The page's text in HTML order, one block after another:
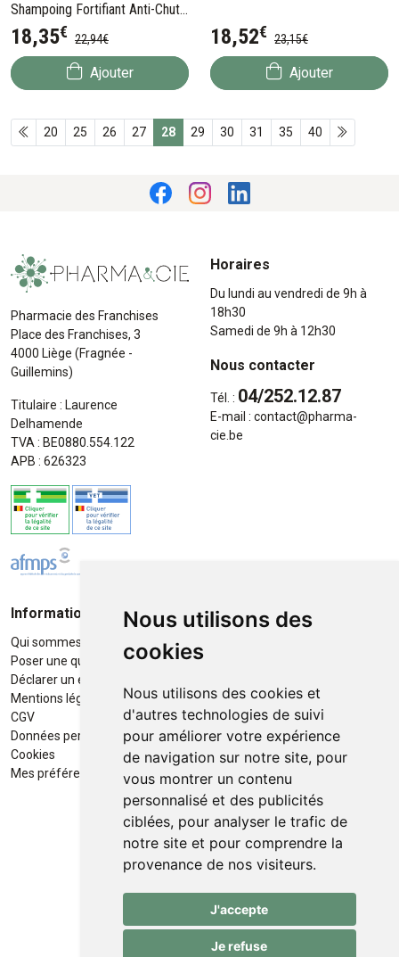
Nous utilisons des
cookies
Nous utilisons des cookies et
d'autres technologies de suivi
pour améliorer votre expérience
de navigation sur notre site, pour
vous montrer un contenu
personnalisé et des publicités
ciblées, pour analyser le trafic de
notre site et pour comprendre la
provenance de nos visiteurs.
J'accepte
Je refuse
Shampoing Fortifiant Anti-Chute
200 ml
18,35€ 22,94€
Ajouter
18,52€ 23,15€
Ajouter
20 25 26 27 28 29 30 31 35 40
Pharmacie des Franchises
Place des Franchises, 3
4000 Liège (Fragnée -
Guillemins)
Titulaire : Laurence
Delhamende
TVA : BE0880.554.122
APB : 626323
Horaires
Du lundi au vendredi de 9h à
18h30
Samedi de 9h à 12h30
Nous contacter
Tél. : 04/252.12.87
E-mail : contact@pharma-
cie.be
Informations
Qui sommes-nous ?
Poser une question
Déclarer un effet indésirable
Mentions légales
CGV
Données personnelles
Cookies
Mes préférences Cookies
Moyens de paiement
Retrait / Livraison
Retrait à la pharmacie en Click
Livraison cyclo-urbaines à Liège
avec :
Service professionnel et
écologique de livraisons rapides
et fiables.